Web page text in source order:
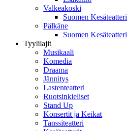
Valkeakoski
Suomen Kesäteatteri
Pälkäne
Suomen Kesäteatteri
Tyylilajit
Musikaali
Komedia
Draama
Jännitys
Lastenteatteri
Ruotsinkieliset
Stand Up
Konsertit ja Keikat
Tanssiteatteri